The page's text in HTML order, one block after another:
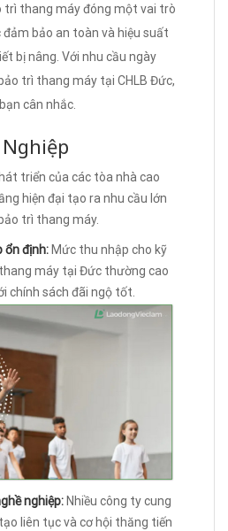
trì thang máy đóng một vai trò
bảo an toàn và hiệu suất
bị nâng. Với nhu cầu ngày
trì thang máy tại CHLB Đức,
cân nhắc.
triển của các tòa nhà cao
hiện đại tạo ra nhu cầu lớn
trì thang máy.
ổn định:Mức thu nhập cho kỹ
máy tại Đức thường cao
chính sách đãi ngộ tốt.
nghiệp: Nhiều công ty cung
liên tục và cơ hội thăng tiến